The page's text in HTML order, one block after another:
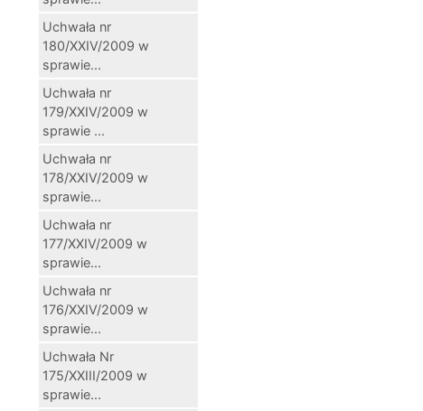
Uchwała nr
180/XXIV/2009 w
sprawie...
Uchwała nr
179/XXIV/2009 w
sprawie ...
Uchwała nr
178/XXIV/2009 w
sprawie...
Uchwała nr
177/XXIV/2009 w
sprawie...
Uchwała nr
176/XXIV/2009 w
sprawie...
Uchwała Nr
175/XXIII/2009 w
sprawie...